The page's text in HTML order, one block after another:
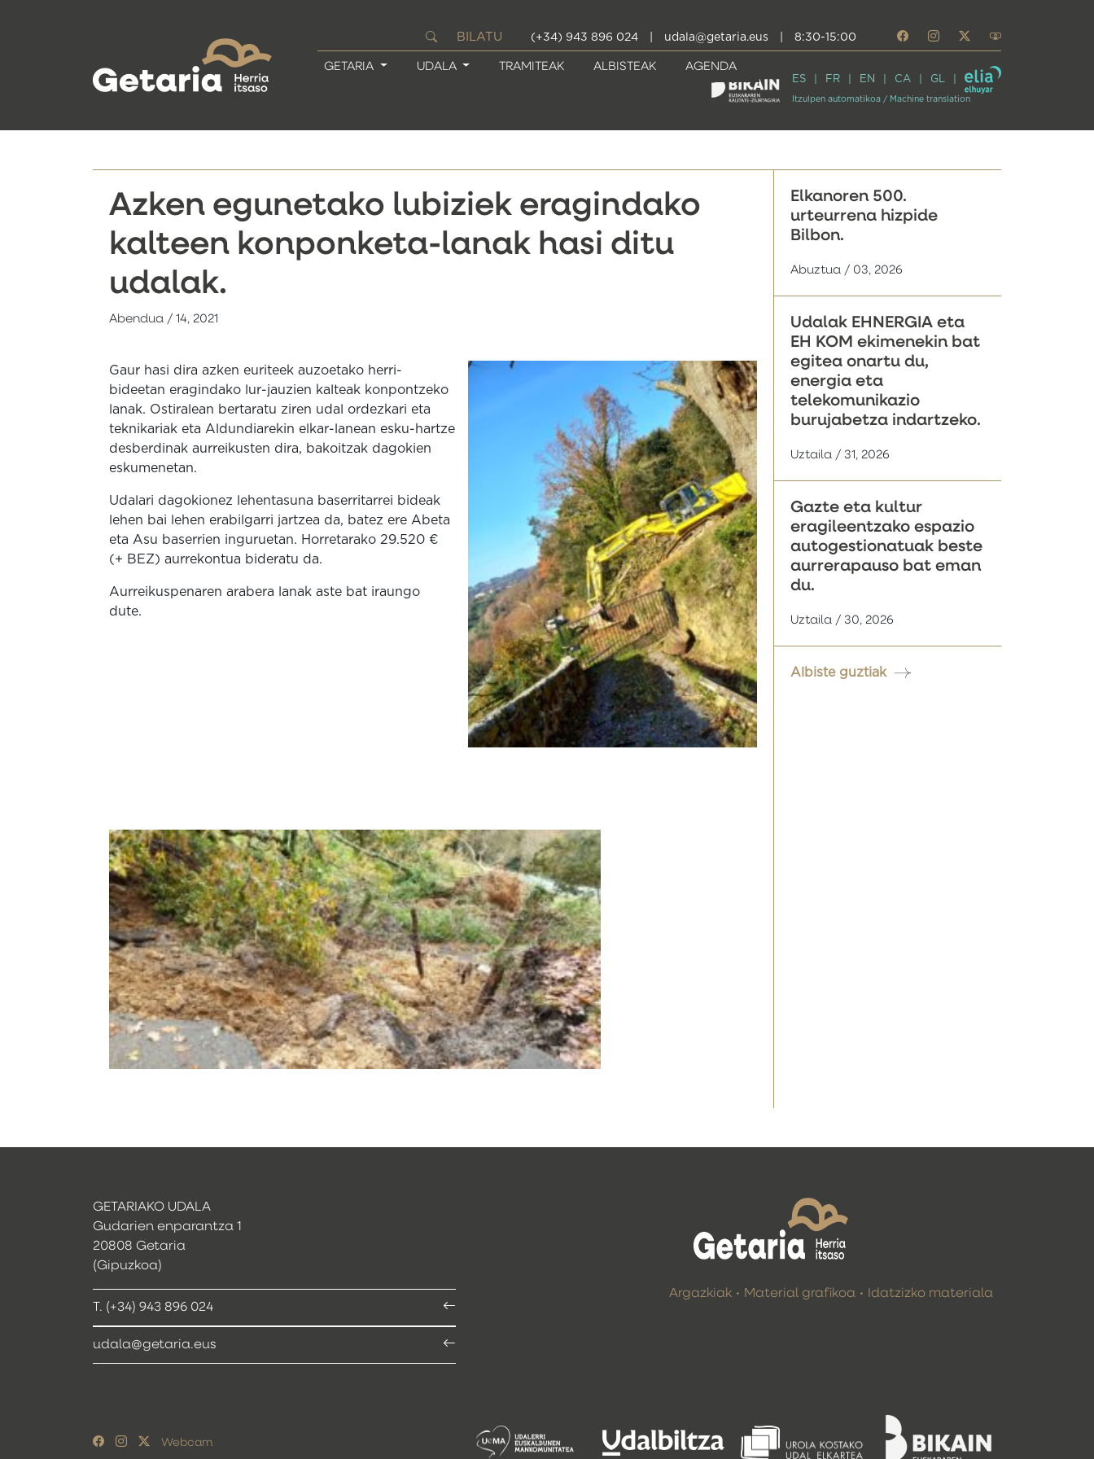
BILATU (+34) 943 896 024 udala@getaria.eus 8:30-15:00
GETARIA UDALA TRAMITEAK ALBISTEAK AGENDA
ES FR EN CA GL
Itzulpen automatikoa / Machine translation
Azken egunetako lubiziek eragindako
kalteen konponketa-lanak hasi ditu
udalak.
Abendua / 14, 2021
Gaur hasi dira azken euriteek auzoetako herri-
bideetan eragindako lur-jauzien kalteak konpontzeko
lanak. Ostiralean bertaratu ziren udal ordezkari eta
teknikariak eta Aldundiarekin elkar-lanean esku-hartze
desberdinak aurreikusten dira, bakoitzak dagokien
eskumenetan.
Udalari dagokionez lehentasuna baserritarrei bideak
lehen bai lehen erabilgarri jartzea da, batez ere Abeta
eta Asu baserrien inguruetan. Horretarako 29.520 €
(+ BEZ) aurrekontua bideratu da.
Aurreikuspenaren arabera lanak aste bat iraungo
dute.
Elkanoren 500.
urteurrena hizpide
Bilbon.
Abuztua / 03, 2026
Udalak EHNERGIA eta
EH KOM ekimenekin bat
egitea onartu du,
energia eta
telekomunikazio
burujabetza indartzeko.
Uztaila / 31, 2026
Gazte eta kultur
eragileentzako espazio
autogestionatuak beste
aurrerapauso bat eman
du.
Uztaila / 30, 2026
Albiste guztiak
GETARIAKO UDALA
Gudarien enparantza 1
20808 Getaria
(Gipuzkoa)
T. (+34) 943 896 024
udala@getaria.eus
Argazkiak Material grafikoa Idatzizko materiala
Webcam